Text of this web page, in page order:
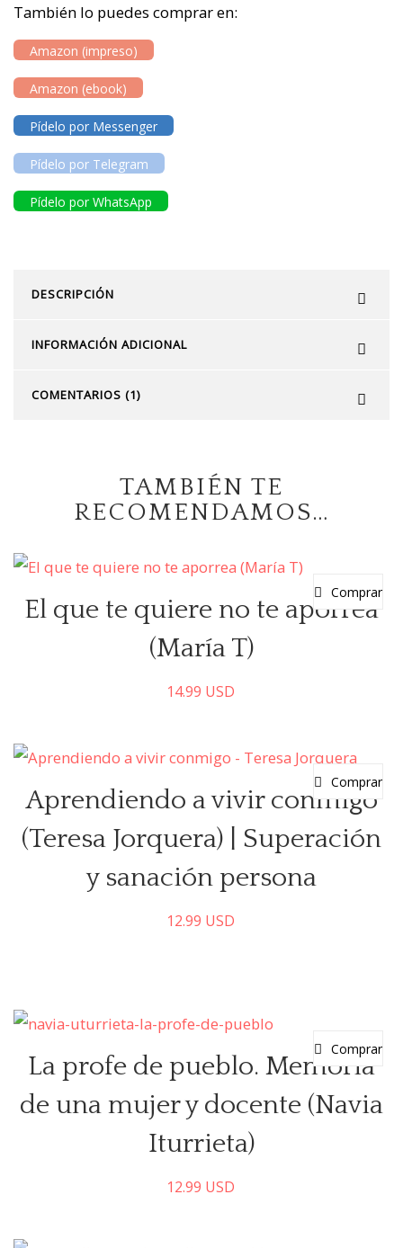
También lo puedes comprar en:
Amazon (impreso)
Amazon (ebook)
Pídelo por Messenger
Pídelo por Telegram
Pídelo por WhatsApp
DESCRIPCIÓN
INFORMACIÓN ADICIONAL
COMENTARIOS (1)
TAMBIÉN TE
RECOMENDAMOS…
El que te quiere no te aporrea
(María T)
14.99 USD
Comprar
Aprendiendo a vivir conmigo
(Teresa Jorquera) | Superación
y sanación persona
12.99 USD
Comprar
La profe de pueblo. Memoria
de una mujer y docente (Navia
Iturrieta)
12.99 USD
Comprar